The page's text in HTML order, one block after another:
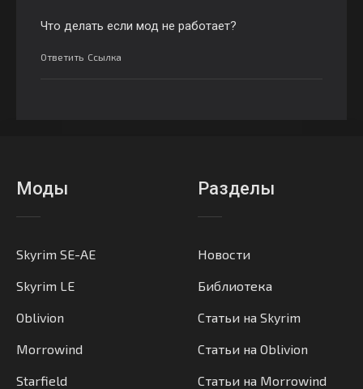
Что делать если мод не работает?
Ответить Ссылка
Моды
Skyrim SE-AE
Skyrim LE
Oblivion
Morrowind
Starfield
Разделы
Новости
Библиотека
Статьи на Skyrim
Статьи на Oblivion
Статьи на Morrowind